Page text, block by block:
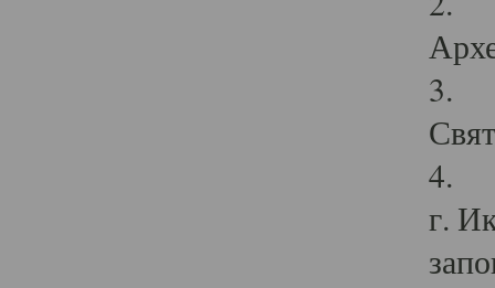
3.
4.
г.